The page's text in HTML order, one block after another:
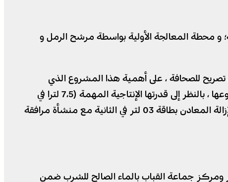
و محطة المعالجة الأولية بواسطة مرشح الرمل و
تصريح للصحافة ، على أهمية هذا المشروع الذي
سيمكن من تحسين جودة المياه الموزعة لساكنة جماعة القباب ، حيث أن هذه المحطة الرائدة تعد فريدة من نوعها ، بالنظر إلى قدرتها الإنتاجية المهمة (7،5 لترا في
الثانية) والتقنيات الحديثة المعتمدة في معالجة وتحلية المياه (التناضح العكسي ) حيث تتوفر على محطة متنقلة لإزالة المعادن بطاقة 03 لتر في الثانية مع منشأة مرافقة
ومركز جماعة القباب بالماء الصالح للشرب ضمن